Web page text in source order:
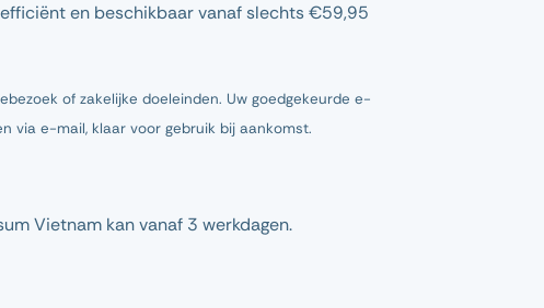
en beschikbaar vanaf slechts €59,95
of zakelijke doeleinden. Uw goedgekeurde e-
via e-mail, klaar voor gebruik bij aankomst.
Vietnam kan vanaf 3 werkdagen.